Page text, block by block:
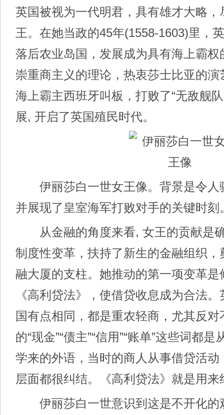
英国被视为一代明君，具有雄才大略，
王。在她当政的45年(1558-1603)里，
落后农业岛国，发展成为具有海上霸权
崇重商主义的理论，热衷莎士比亚的
海上霸主西班牙叫板，打败了“无敌舰
展, 开启了英国殖民时代。
伊丽莎白一世女王像。背景是令人
并展现了皇室海军打败对手的关键时刻
从金融的角度来看, 女王的贡献是
制度性变革，扶持了新生的金融组织，
融大厦的支柱。她推动的第一项变革是
《高利贷法》，使借贷收息成为合法
国有点相同，都是重农轻商，尤其反
的“现金”“债主”“信用”“账单”这些词都
学来的外语，当时的商人从事借贷活动
层面都很纠结。《高利贷法》就是用
伊丽莎白一世意识到这是不开化的